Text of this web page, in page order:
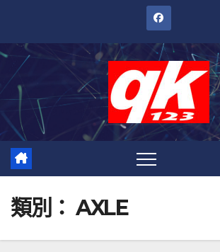
內
類別： AXLE